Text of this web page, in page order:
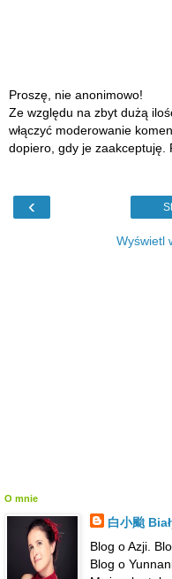
Proszę, nie anonimowo!
Ze względu na zbyt dużą
włączyć moderowanie
dopiero, gdy je zaakceptuję.
‹
Wyświetl
O mnie
白小颱
Blog o Azji.
Blog o